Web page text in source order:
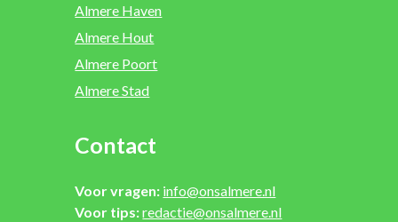
Almere Haven
Almere Hout
Almere Poort
Almere Stad
Contact
Voor vragen: info@onsalmere.nl
Voor tips:redactie@onsalmere.nl